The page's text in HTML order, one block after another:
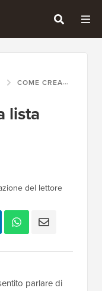
COME CREARE LA TUA LISTA EMAIL GRATUITA CON WORDPRESS
lista
del lettore
parlare di